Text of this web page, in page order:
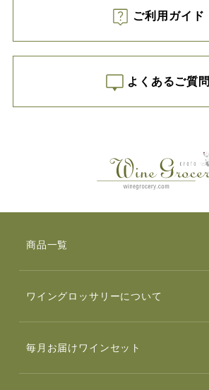
ご利用ガイド
よくあるご質問
商品一覧
ワイングロッサリーについて
毎月お届けワインセット